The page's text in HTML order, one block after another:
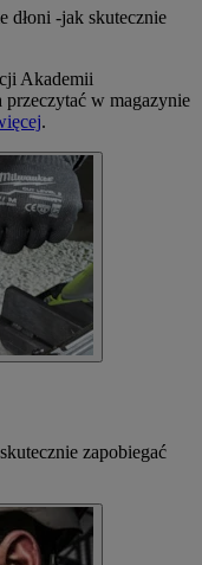
dłoni -jak skutecznie
Akademii
w magazynie
.
zapobiegać